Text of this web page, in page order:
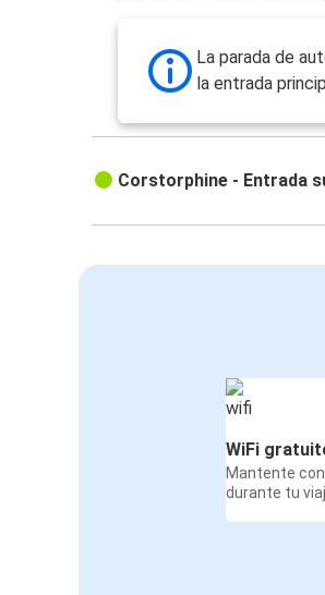
La parada de
la entrada
Corstorphine - Entrada
WiFi
Mantente
durante tu